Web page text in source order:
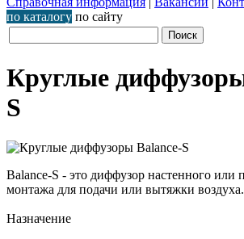
по каталогу по сайту
Круглые
S
Balance-S - это диффузор настенного или
монтажа для подачи или вытяжки воздуха.
Назначение